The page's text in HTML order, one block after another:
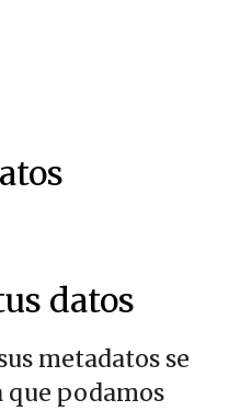
datos
metadatos se
podamos